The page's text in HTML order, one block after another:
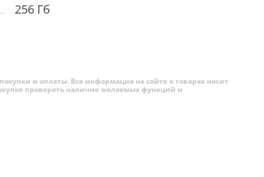
256 Гб
и оплаты. Вся информация на сайте о товарах носит
проверять наличие желаемых функций и